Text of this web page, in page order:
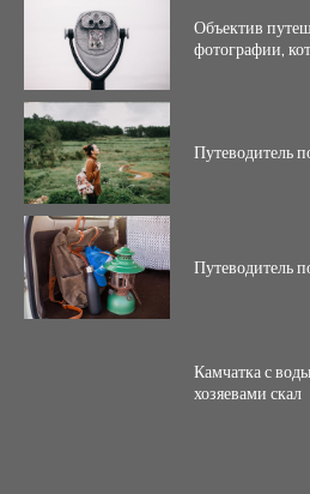
Объектив
фотографии,
Путеводитель
Путеводитель
Камчатка с
хозяевами скал